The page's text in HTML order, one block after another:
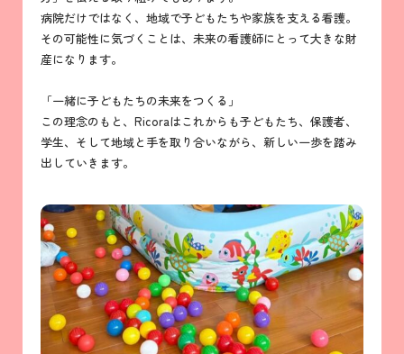
病院だけではなく、地域で子どもたちや家族を支える看護。
その可能性に気づくことは、未来の看護師にとって大きな財
産になります。
「一緒に子どもたちの未来をつくる」
この理念のもと、Ricoraはこれからも子どもたち、保護者、
学生、そして地域と手を取り合いながら、新しい一歩を踏み
出していきます。